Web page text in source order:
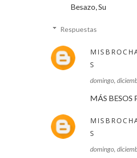
Besazo, Su
Respuestas
S
domingo,
MÁS BESOS
S
domingo,